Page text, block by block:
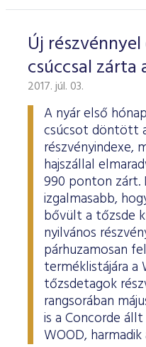
Új
csúccsal zárta
2017. júl. 03.
A nyár első
csúcsot döntött
részvényindexe,
hajszállal
990 ponton zárt.
izgalmasabb,
bővült a tőzsde
nyilvános
párhuzamosan
terméklistájára a
tőzsdetagok
rangsorában
is a Concorde
WOOD,